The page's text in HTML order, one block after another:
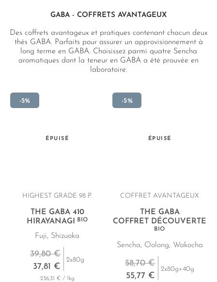
GABA - COFFRETS AVANTAGEUX
Des coffrets avantageux et pratiques contenant chacun deux
thés GABA. Parfaits pour assurer un approvisionnement à
long terme en GABA. Choisissez parmi quatre Sencha
aromatiques dont la teneur en GABA a été prouvée en
laboratoire.
-5%
ÉPUISÉ
HIGHEST GRADE 98 P.
THÉ GABA 410
HIRAYANAGI
BIO
Fuji, Shizuoka
37,81 €
39,80 €
2x80g
236,31 € / 1kg
-5%
ÉPUISÉ
COFFRET AVANTAGEUX
THÉ GABA
COFFRET DÉCOUVERTE
BIO
Sencha, Oolong, Wakocha
55,77 €
58,70 €
2x80g+40g